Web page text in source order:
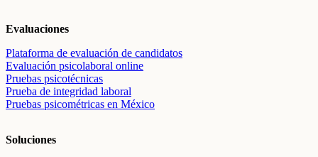
Evaluaciones
Plataforma de evaluación de candidatos
Evaluación psicolaboral online
Pruebas psicotécnicas
Prueba de integridad laboral
Pruebas psicométricas en México
Soluciones